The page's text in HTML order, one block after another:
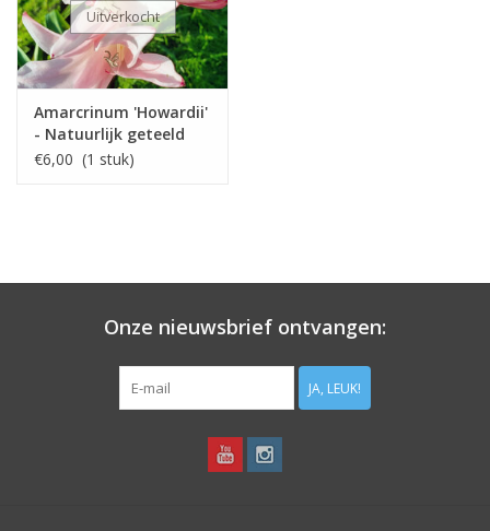
Uitverkocht
Amarcrinum 'Howardii'
- Natuurlijk geteeld
€6,00 (1 stuk)
Onze nieuwsbrief ontvangen:
JA, LEUK!